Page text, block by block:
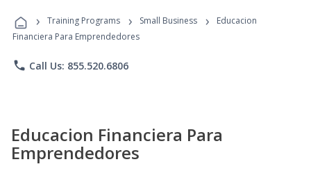
Programs
› Training Programs › Small Business ›
Educacion
Financiera Para Emprendedores
phone Call Us: 855.520.6806
Educacion Financiera Para
Emprendedores